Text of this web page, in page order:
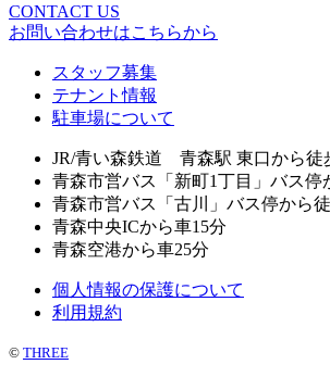
CONTACT US
お問い合わせはこちらから
スタッフ募集
テナント情報
駐車場について
JR/青い森鉄道 青森駅 東口から徒
青森市営バス「新町1丁目」バス停
青森市営バス「古川」バス停から
青森中央ICから車15分
青森空港から車25分
個人情報の保護について
利用規約
© THREE